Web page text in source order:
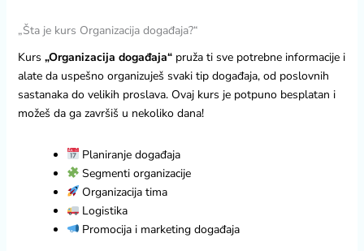
„Šta je kurs Organizacija događaja?“
Kurs „Organizacija događaja“pruža ti sve potrebne informacije i
alate da uspešno organizuješ svaki tip događaja, od poslovnih
sastanaka do velikih proslava. Ovaj kurs je potpuno besplatan i
možeš da ga završiš u nekoliko dana!
Planiranje događaja
Segmenti organizacije
Organizacija tima
Logistika
Promocija i marketing događaja